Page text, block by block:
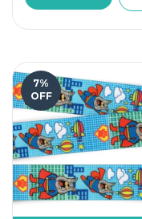
7%
OFF